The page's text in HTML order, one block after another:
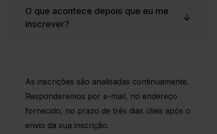
O que acontece depois que eu me
inscrever?
As inscrições são analisadas continuamente.
Responderemos por e-mail, no endereço
fornecido, no prazo de três dias úteis após o
envio da sua inscrição.